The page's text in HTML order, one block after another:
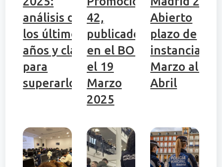
análisis de
los últimos
años y claves
para
superarlos
42,
publicado
en el BOE
el 19
Marzo
2025
Abierto
plazo de
instancias
Marzo al 25
Abril